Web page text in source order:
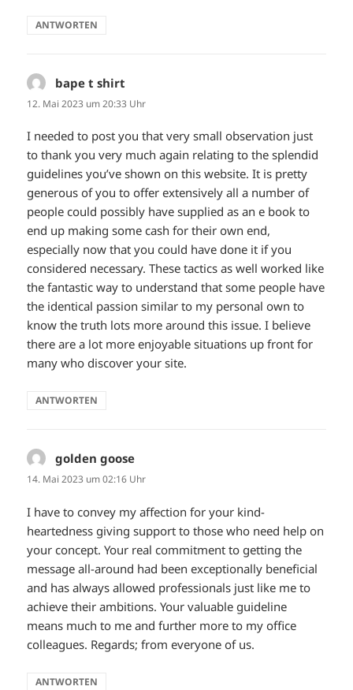
ANTWORTEN
bape t shirt
12. Mai 2023 um 20:33 Uhr
I needed to post you that very small observation just
to thank you very much again relating to the splendid
guidelines you’ve shown on this website. It is pretty
generous of you to offer extensively all a number of
people could possibly have supplied as an e book to
end up making some cash for their own end,
especially now that you could have done it if you
considered necessary. These tactics as well worked like
the fantastic way to understand that some people have
the identical passion similar to my personal own to
know the truth lots more around this issue. I believe
there are a lot more enjoyable situations up front for
many who discover your site.
ANTWORTEN
golden goose
14. Mai 2023 um 02:16 Uhr
I have to convey my affection for your kind-
heartedness giving support to those who need help on
your concept. Your real commitment to getting the
message all-around had been exceptionally beneficial
and has always allowed professionals just like me to
achieve their ambitions. Your valuable guideline
means much to me and further more to my office
colleagues. Regards; from everyone of us.
ANTWORTEN